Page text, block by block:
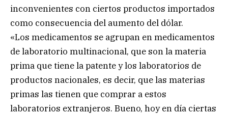
inconvenientes con ciertos productos importados
como consecuencia del aumento del dólar.
«Los medicamentos se agrupan en medicamentos
de laboratorio multinacional, que son la materia
prima que tiene la patente y los laboratorios de
productos nacionales, es decir, que las materias
primas las tienen que comprar a estos
laboratorios extranjeros. Bueno, hoy en día ciertas